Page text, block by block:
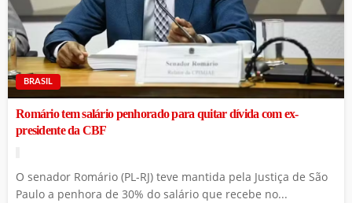
BRASIL
Romário tem salário penhorado para quitar dívida com ex-
presidente da CBF
O senador Romário (PL-RJ) teve mantida pela Justiça de São
Paulo a penhora de 30% do salário que recebe no...